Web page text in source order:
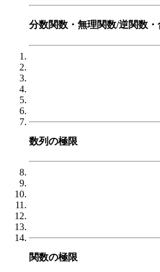
分数関数・無理関数/逆関数
数列の極限
関数の極限